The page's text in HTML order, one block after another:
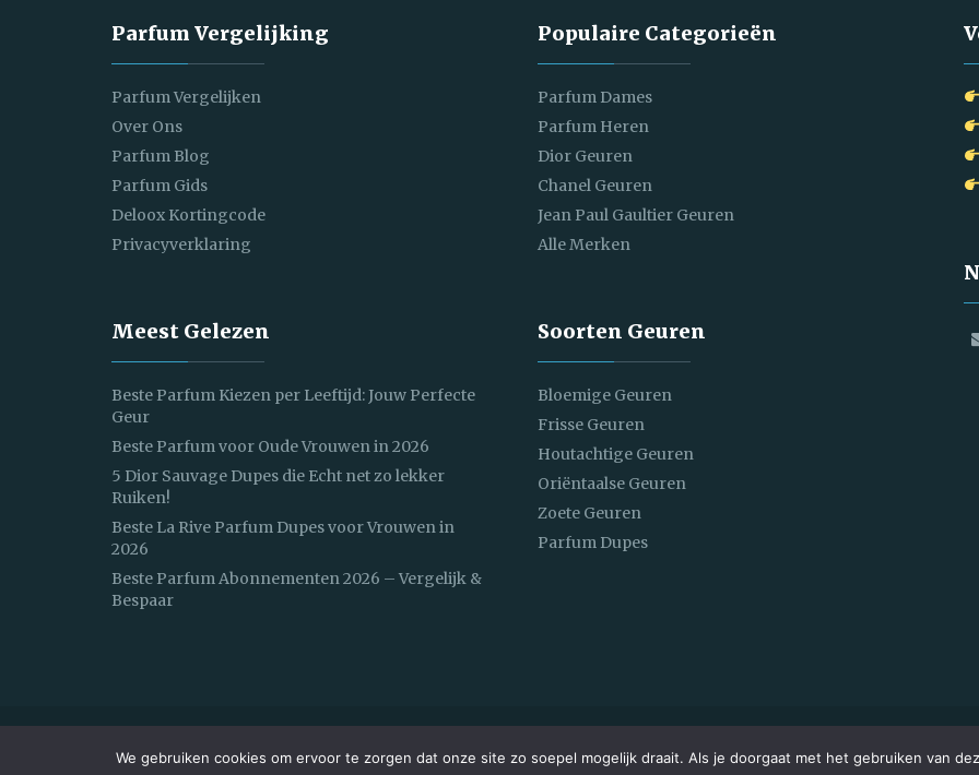
Parfum Vergelijking
Parfum Vergelijken
Over Ons
Parfum Blog
Parfum Gids
Deloox Kortingcode
Privacyverklaring
Meest Gelezen
Beste Parfum Kiezen per Leeftijd: Jouw Perfecte
Geur
Beste Parfum voor Oude Vrouwen in 2026
5 Dior Sauvage Dupes die Echt net zo lekker
Ruiken!
Beste La Rive Parfum Dupes voor Vrouwen in
2026
Beste Parfum Abonnementen 2026 – Vergelijk &
Bespaar
Populaire Categorieën
Parfum Dames
Parfum Heren
Dior Geuren
Chanel Geuren
Jean Paul Gaultier Geuren
Alle Merken
Soorten Geuren
Bloemige Geuren
Frisse Geuren
Houtachtige Geuren
Oriëntaalse Geuren
Zoete Geuren
Parfum Dupes
Copyright © 2025 Parfum Vergelijken. All Rights Reserved
We gebruiken cookies om ervoor te zorgen dat onze site zo soepel mogelijk draait. Als je doorgaat met het gebruiken van